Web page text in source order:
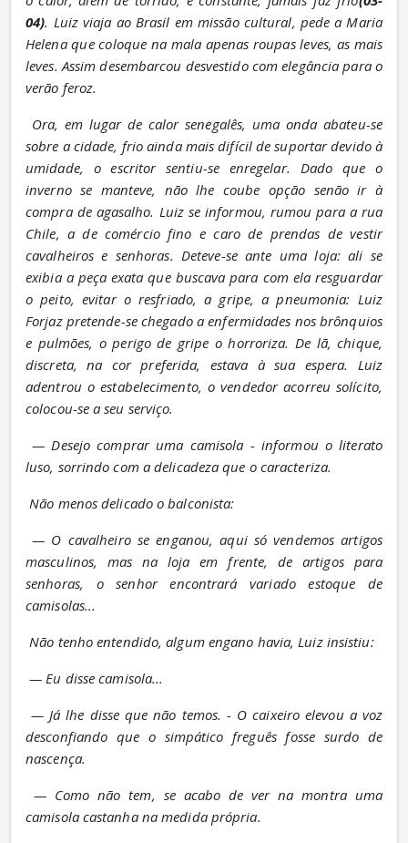
04). Luiz viaja ao Brasil em missão cultural, pede a Maria
Helena que coloque na mala apenas roupas leves, as mais
leves. Assim desembarcou desvestido com elegância para o
verão feroz.
Ora, em lugar de calor senegalês, uma onda abateu-se
sobre a cidade, frio ainda mais difícil de suportar devido à
umidade, o escritor sentiu-se enregelar. Dado que o
inverno se manteve, não lhe coube opção senão ir à
compra de agasalho. Luiz se informou, rumou para a rua
Chile, a de comércio fino e caro de prendas de vestir
cavalheiros e senhoras. Deteve-se ante uma loja: ali se
exibia a peça exata que buscava para com ela resguardar
o peito, evitar o resfriado, a gripe, a pneumonia: Luiz
Forjaz pretende-se chegado a enfermidades nos brônquios
e pulmões, o perigo de gripe o horroriza. De lã, chique,
discreta, na cor preferida, estava à sua espera. Luiz
adentrou o estabelecimento, o vendedor acorreu solícito,
colocou-se a seu serviço.
— Desejo comprar uma camisola - informou o literato
luso, sorrindo com a delicadeza que o caracteriza.
Não menos delicado o balconista:
— O cavalheiro se enganou, aqui só vendemos artigos
masculinos, mas na loja em frente, de artigos para
senhoras, o senhor encontrará variado estoque de
camisolas...
Não tenho entendido, algum engano havia, Luiz insistiu:
— Eu disse camisola...
— Já lhe disse que não temos. - O caixeiro elevou a voz
desconfiando que o simpático freguês fosse surdo de
nascença.
— Como não tem, se acabo de ver na montra uma
camisola castanha na medida própria.